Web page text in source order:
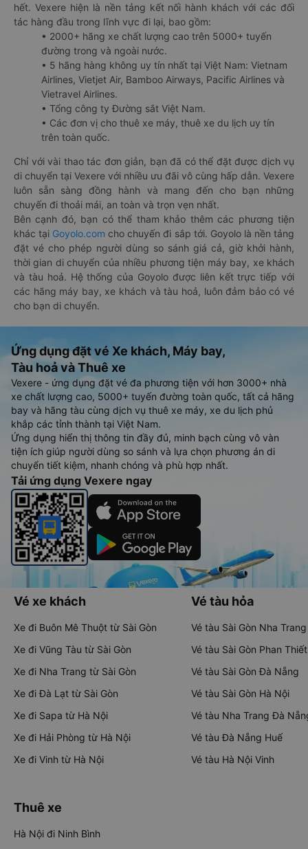
hết. Vexere hiện là nền tảng kết nối hành khách với các đối
tác hàng đầu trong lĩnh vực đi lại, bao gồm:
• 2000+ hãng xe chất lượng cao trên 5000+ tuyến
đường trong và ngoài nước.
• 5 hãng hàng không uy tín nhất tại Việt Nam: Vietnam
Airlines, Vietjet Air, Bamboo Airways, Pacific Airlines và
Vietravel Airlines.
• Tổng công ty Đường sắt Việt Nam.
• Các đơn vị cho thuê xe máy, thuê xe du lịch uy tín
trên toàn quốc.
Chỉ với vài thao tác đơn giản, bạn đã có thể đặt được dịch vụ
di chuyển tại Vexere với nhiều ưu đãi vô cùng hấp dẫn. Vexere
luôn sẵn sàng đồng hành và mang đến cho bạn những
chuyến đi thoải mái, an toàn và trọn vẹn nhất.
Bên cạnh đó, bạn có thể tham khảo thêm các phương tiện
khác tại Goyolo.com cho chuyến đi sắp tới. Goyolo là nền tảng
đặt vé cho phép người dùng so sánh giá cả, giờ khởi hành,
thời gian di chuyển của nhiều phương tiện máy bay, xe khách
và tàu hoả. Hệ thống của Goyolo được liên kết trực tiếp với
các hãng máy bay, xe khách và tàu hoả, luôn đảm bảo có vé
cho bạn di chuyển.
Ứng dụng đặt vé Xe khách, Máy bay,
Tàu hoả và Thuê xe
Vexere - ứng dụng đặt vé đa phương tiện với hơn 3000+ nhà
xe chất lượng cao, 5000+ tuyến đường toàn quốc, tất cả hãng
bay và hãng tàu cùng dịch vụ thuê xe máy, xe du lịch phủ
khắp các tỉnh thành tại Việt Nam.
Ứng dụng hiển thị thông tin đầy đủ, minh bạch cùng vô vàn
tiện ích giúp người dùng so sánh và lựa chọn phương án di
chuyển tiết kiệm, nhanh chóng và phù hợp nhất.
Tải ứng dụng Vexere ngay
Vé xe khách
Xe đi Buôn Mê Thuột từ Sài Gòn
Xe đi Vũng Tàu từ Sài Gòn
Xe đi Nha Trang từ Sài Gòn
Xe đi Đà Lạt từ Sài Gòn
Xe đi Sapa từ Hà Nội
Xe đi Hải Phòng từ Hà Nội
Xe đi Vinh từ Hà Nội
Vé tàu hỏa
Vé tàu Sài Gòn Nha Trang
Vé tàu Sài Gòn Phan Thiết
Vé tàu Sài Gòn Đà Nẵng
Vé tàu Sài Gòn Hà Nội
Vé tàu Nha Trang Đà
Vé tàu Đà Nẵng Huế
Vé tàu Hà Nội Vinh
Thuê xe
Hà Nội đi Ninh Bình